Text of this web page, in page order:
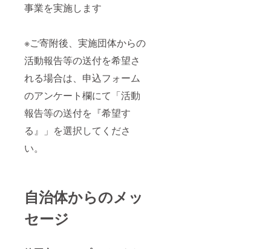
事業を実施します
※ご寄附後、実施団体からの
活動報告等の送付を希望さ
れる場合は、申込フォーム
のアンケート欄にて「活動
報告等の送付を『希望す
る』」を選択してくださ
い。
自治体からのメッ
セージ